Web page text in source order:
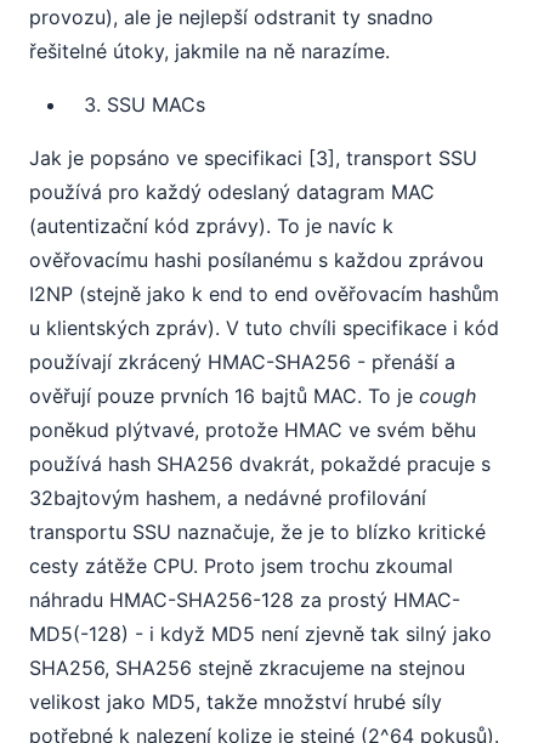
provozu), ale je nejlepší odstranit ty snadno
řešitelné útoky, jakmile na ně narazíme.
SSU MACs
Jak je popsáno ve specifikaci [3], transport SSU
používá pro každý odeslaný datagram MAC
(autentizační kód zprávy). To je navíc k
ověřovacímu hashi posílanému s každou zprávou
I2NP (stejně jako k end to end ověřovacím hashům
u klientských zpráv). V tuto chvíli specifikace i kód
používají zkrácený HMAC-SHA256 - přenáší a
ověřují pouze prvních 16 bajtů MAC. To je cough
poněkud plýtvavé, protože HMAC ve svém běhu
používá hash SHA256 dvakrát, pokaždé pracuje s
32bajtovým hashem, a nedávné profilování
transportu SSU naznačuje, že je to blízko kritické
cesty zátěže CPU. Proto jsem trochu zkoumal
náhradu HMAC-SHA256-128 za prostý HMAC-
MD5(-128) - i když MD5 není zjevně tak silný jako
SHA256, SHA256 stejně zkracujeme na stejnou
velikost jako MD5, takže množství hrubé síly
potřebné k nalezení kolize je stejné (2^64 pokusů).